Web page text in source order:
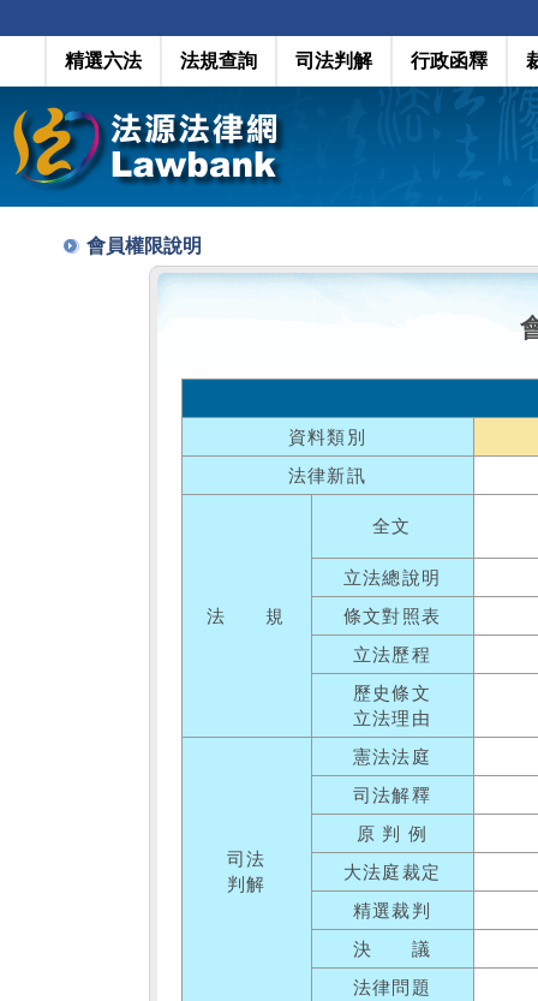
精選六法 法規查詢 司法判解 行政函釋
會員權限說明
資料類別
法律新訊
法 規
全文
立法總說明
條文對照表
立法歷程
歷史條文
立法理由
司法
判解
憲法法庭
司法解釋
原 判 例
大法庭裁定
精選裁判
決 議
法律問題